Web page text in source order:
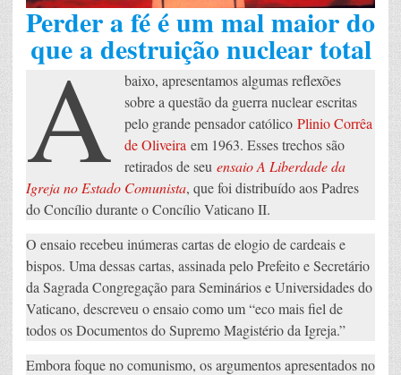
Perder a fé é um mal maior do
que a destruição nuclear total
A
baixo, apresentamos algumas reflexões
sobre a questão da guerra nuclear escritas
pelo grande pensador católicoPlinio Corrêa
de Oliveira em 1963. Esses trechos são
retirados de seuensaio A Liberdade da
Igreja no Estado Comunista, que foi distribuído aos Padres
do Concílio durante o Concílio Vaticano II.
O ensaio recebeu inúmeras cartas de elogio de cardeais e
bispos. Uma dessas cartas, assinada pelo Prefeito e Secretário
da Sagrada Congregação para Seminários e Universidades do
Vaticano, descreveu o ensaio como um “eco mais fiel de
todos os Documentos do Supremo Magistério da Igreja.”
Embora foque no comunismo, os argumentos apresentados no